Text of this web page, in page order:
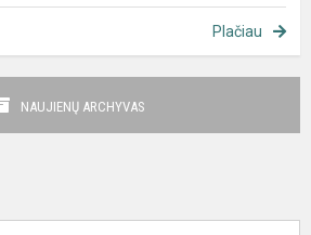
Plačiau
NAUJIENŲ ARCHYVAS